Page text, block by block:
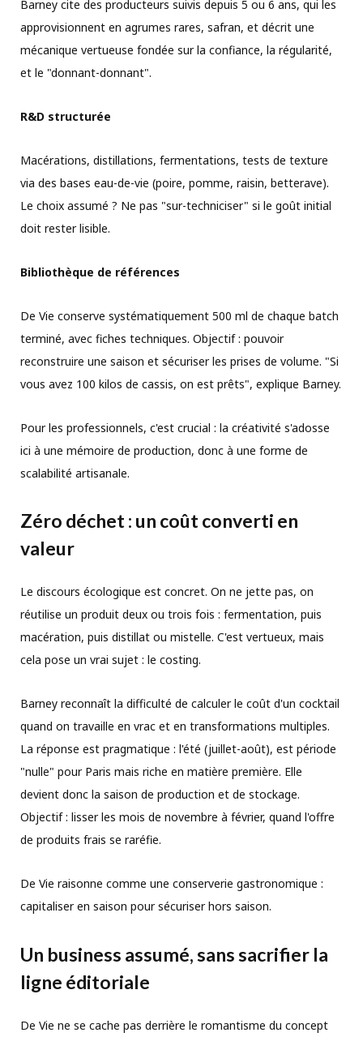
Barney cite des producteurs suivis depuis 5 ou 6 ans, qui les
approvisionnent en agrumes rares, safran, et décrit une
mécanique vertueuse fondée sur la confiance, la régularité,
et le "donnant-donnant".
R&D structurée
Macérations, distillations, fermentations, tests de texture
via des bases eau-de-vie (poire, pomme, raisin, betterave).
Le choix assumé ? Ne pas "sur-techniciser" si le goût initial
doit rester lisible.
Bibliothèque de références
De Vie conserve systématiquement 500 ml de chaque batch
terminé, avec fiches techniques. Objectif : pouvoir
reconstruire une saison et sécuriser les prises de volume. "Si
vous avez 100 kilos de cassis, on est prêts", explique Barney.
Pour les professionnels, c'est crucial : la créativité s'adosse
ici à une mémoire de production, donc à une forme de
scalabilité artisanale.
Zéro déchet : un coût converti en
valeur
Le discours écologique est concret. On ne jette pas, on
réutilise un produit deux ou trois fois : fermentation, puis
macération, puis distillat ou mistelle. C'est vertueux, mais
cela pose un vrai sujet : le costing.
Barney reconnaît la difficulté de calculer le coût d'un cocktail
quand on travaille en vrac et en transformations multiples.
La réponse est pragmatique : l'été (juillet-août), est période
"nulle" pour Paris mais riche en matière première. Elle
devient donc la saison de production et de stockage.
Objectif : lisser les mois de novembre à février, quand l'offre
de produits frais se raréfie.
De Vie raisonne comme une conserverie gastronomique :
capitaliser en saison pour sécuriser hors saison.
Un business assumé, sans sacrifier la
ligne éditoriale
De Vie ne se cache pas derrière le romantisme du concept